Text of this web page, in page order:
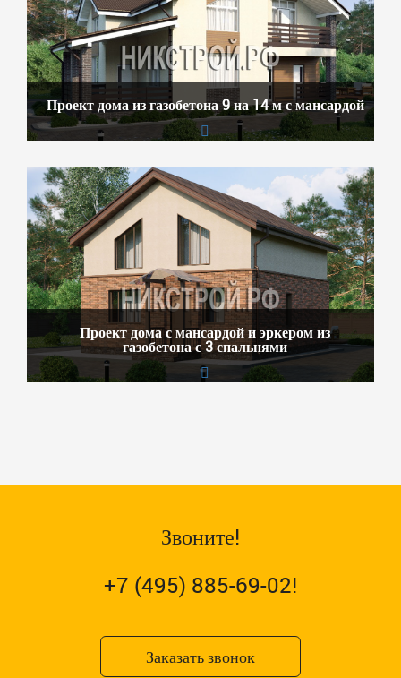
Проект дома из газобетона 9 на 14 м с мансардой
Проект дома с мансардой и эркером из
газобетона с 3 спальнями
Звоните!
+7 (495) 885-69-02!
Заказать звонок